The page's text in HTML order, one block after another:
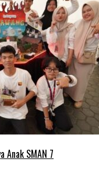
Anak SMAN 7